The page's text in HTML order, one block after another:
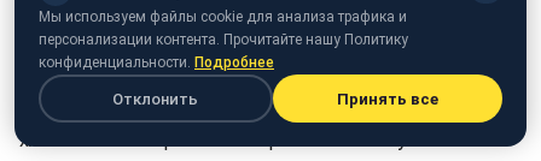
"Я дуже рідко забирала свого сина цілим. Постійно
були травми, укуси, подряпини. Одного разу у Дані був
навіть больовий шок, піднялася температура. У нього
було 10 укусів. У садку сказали, що його покусав
хлопчик. Іншим разом я забрала сина з опухлою
Мы используем файлы cookie для анализа трафика и
персонализации контента. Прочитайте нашу Политику
конфиденциальности. Подробнее
Отклонить Принять все